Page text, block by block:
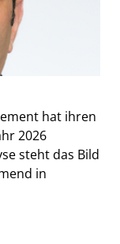
hat ihren
2026
steht das Bild
in